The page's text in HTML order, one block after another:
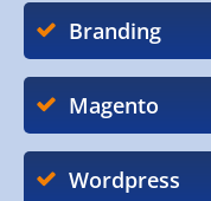
Branding
Magento
Wordpress